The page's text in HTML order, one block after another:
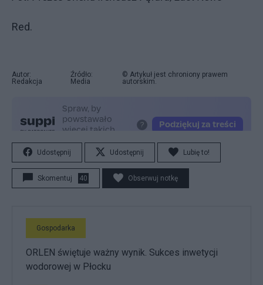
Red.
Autor:
Redakcja
Źródło:
Media
© Artykuł jest chroniony prawem
autorskim.
Udostępnij Udostępnij Lubię to!
Skomentuj 40 Obserwuj notkę
Gospodarka
ORLEN świętuje ważny wynik. Sukces inwetycji
wodorowej w Płocku